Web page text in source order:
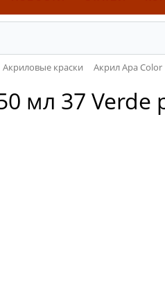
Акриловые краски Акрил Apa Color
мл 37 Verde